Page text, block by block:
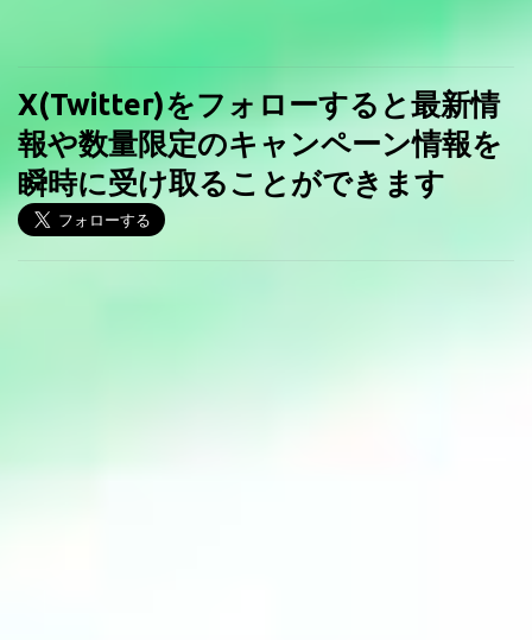
X(Twitter)をフォローすると最新情
報や数量限定のキャンペーン情報を
瞬時に受け取ることができます